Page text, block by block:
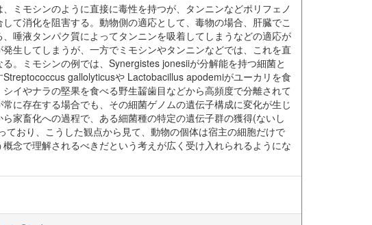
ミモシンのように直接に毒性を持つが、タンニンなどポリフェノ
て消化を阻害する。動物側の適応として、毒物の場合、肝臓でこ
唾液タンパク質によってタンニンを吸着してしまうなどの適応が
生してしまうが、一方でミモシンやタンニンなどでは、これを直
。ミモシンの例では、Synergistes jonesiiが分解能を持つ細菌と
gallolyticusや Lactobacillus apodemiがユーカリを食
イやナラの堅果を食べる野生齧歯目などから高頻度で分離されて
に存在する場合でも、その細菌ゲノムの遺伝子構成に変化が生じ
家畜化への過程で、ある細菌種の特定の遺伝子群の獲得(ないし
おり、こうした観点から見て、動物の個体は宿主の細胞だけで
念で理解されるべきだという考えが広く受け入れられるようにな